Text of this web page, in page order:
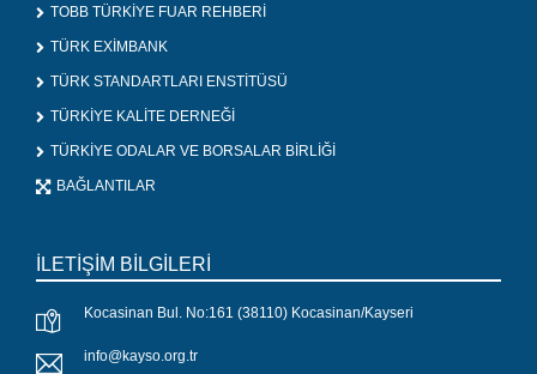
TOBB TÜRKİYE FUAR REHBERİ
TÜRK EXİMBANK
TÜRK STANDARTLARI ENSTİTÜSÜ
TÜRKİYE KALİTE DERNEĞİ
TÜRKİYE ODALAR VE BORSALAR BİRLİĞİ
BAĞLANTILAR
İLETİŞİM BİLGİLERİ
Kocasinan Bul. No:161 (38110) Kocasinan/Kayseri
info@kayso.org.tr